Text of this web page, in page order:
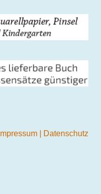
Impressum Datenschutz